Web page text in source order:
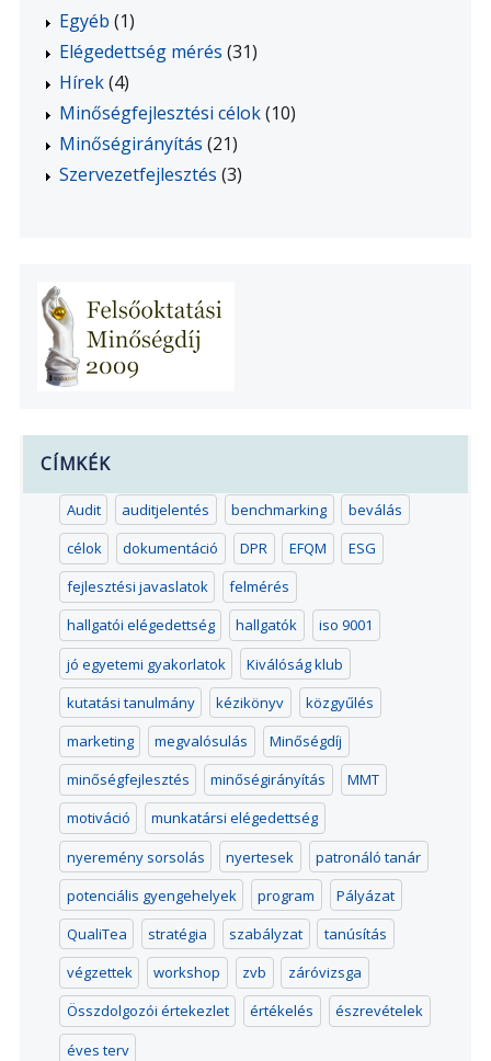
Egyéb (1)
Elégedettség mérés (31)
Hírek(4)
Minőségfejlesztési célok(10)
Minőségirányítás (21)
Szervezetfejlesztés (3)
CÍMKÉK
Audit auditjelentés benchmarking
beválás
célok
dokumentáció DPR EFQM
ESG
fejlesztési javaslatok
felmérés
hallgatói elégedettség
hallgatók
iso 9001
jó egyetemi gyakorlatok
Kiválóság klub
kutatási tanulmány
kézikönyv
közgyűlés
marketing
megvalósulás
Minőségdíj
minőségfejlesztés
minőségirányítás
MMT
motiváció
munkatársi elégedettség
nyeremény sorsolás
nyertesek
patronáló tanár
potenciális gyengehelyek
program
Pályázat
QualiTea
stratégia szabályzat
tanúsítás
végzettek
workshop zvb
záróvizsga
Összdolgozói értekezlet
értékelés
észrevételek
éves terv